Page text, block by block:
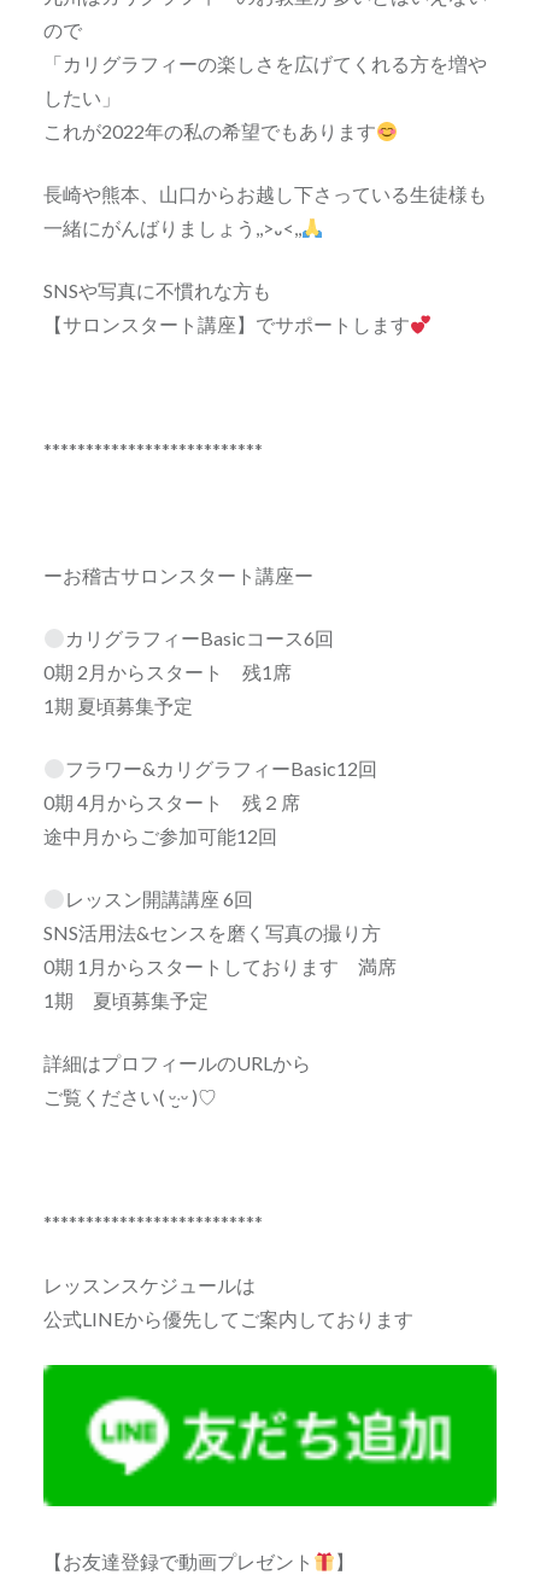
ので
「カリグラフィーの楽しさを広げてくれる方を増や
したい」
これが2022年の私の希望でもあります
長崎や熊本、山口からお越し下さっている生徒様も
一緒にがんばりましょう,,>᎑<,,
SNSや写真に不慣れな方も
【サロンスタート講座】でサポートします
**************************
ーお稽古サロンスタート講座ー
カリグラフィーBasicコース6回
0期 2月からスタート 残1席
1期 夏頃募集予定
フラワー&カリグラフィーBasic12回
0期 4月からスタート 残２席
途中月からご参加可能12回
レッスン開講講座 6回
SNS活用法&センスを磨く写真の撮り方
0期 1月からスタートしております 満席
1期 夏頃募集予定
詳細はプロフィールのURLから
ご覧ください( ᵕ·̮ᵕ )♡
**************************
レッスンスケジュールは
公式LINEから優先してご案内しております
【お友達登録で動画プレゼント
】